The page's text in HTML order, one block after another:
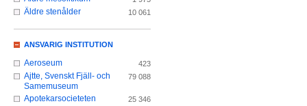
Äldre stenålder 10 061
ANSVARIG INSTITUTION
Aeroseum 423
Ajtte, Svenskt Fjäll- och
Samemuseum
79 088
Apotekarsocieteten 25 346